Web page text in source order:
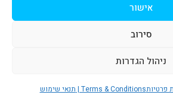
אישור
סירוב
ניהול הגדרות
תנאי שימוש | Terms & Conditions
איריס עשת כהן-גלריה לאמנות